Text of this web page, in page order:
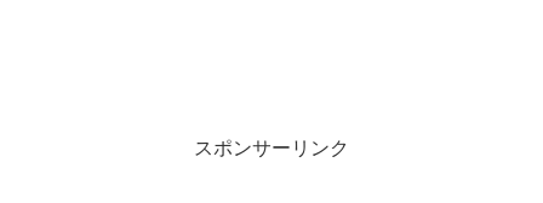
スポンサーリンク